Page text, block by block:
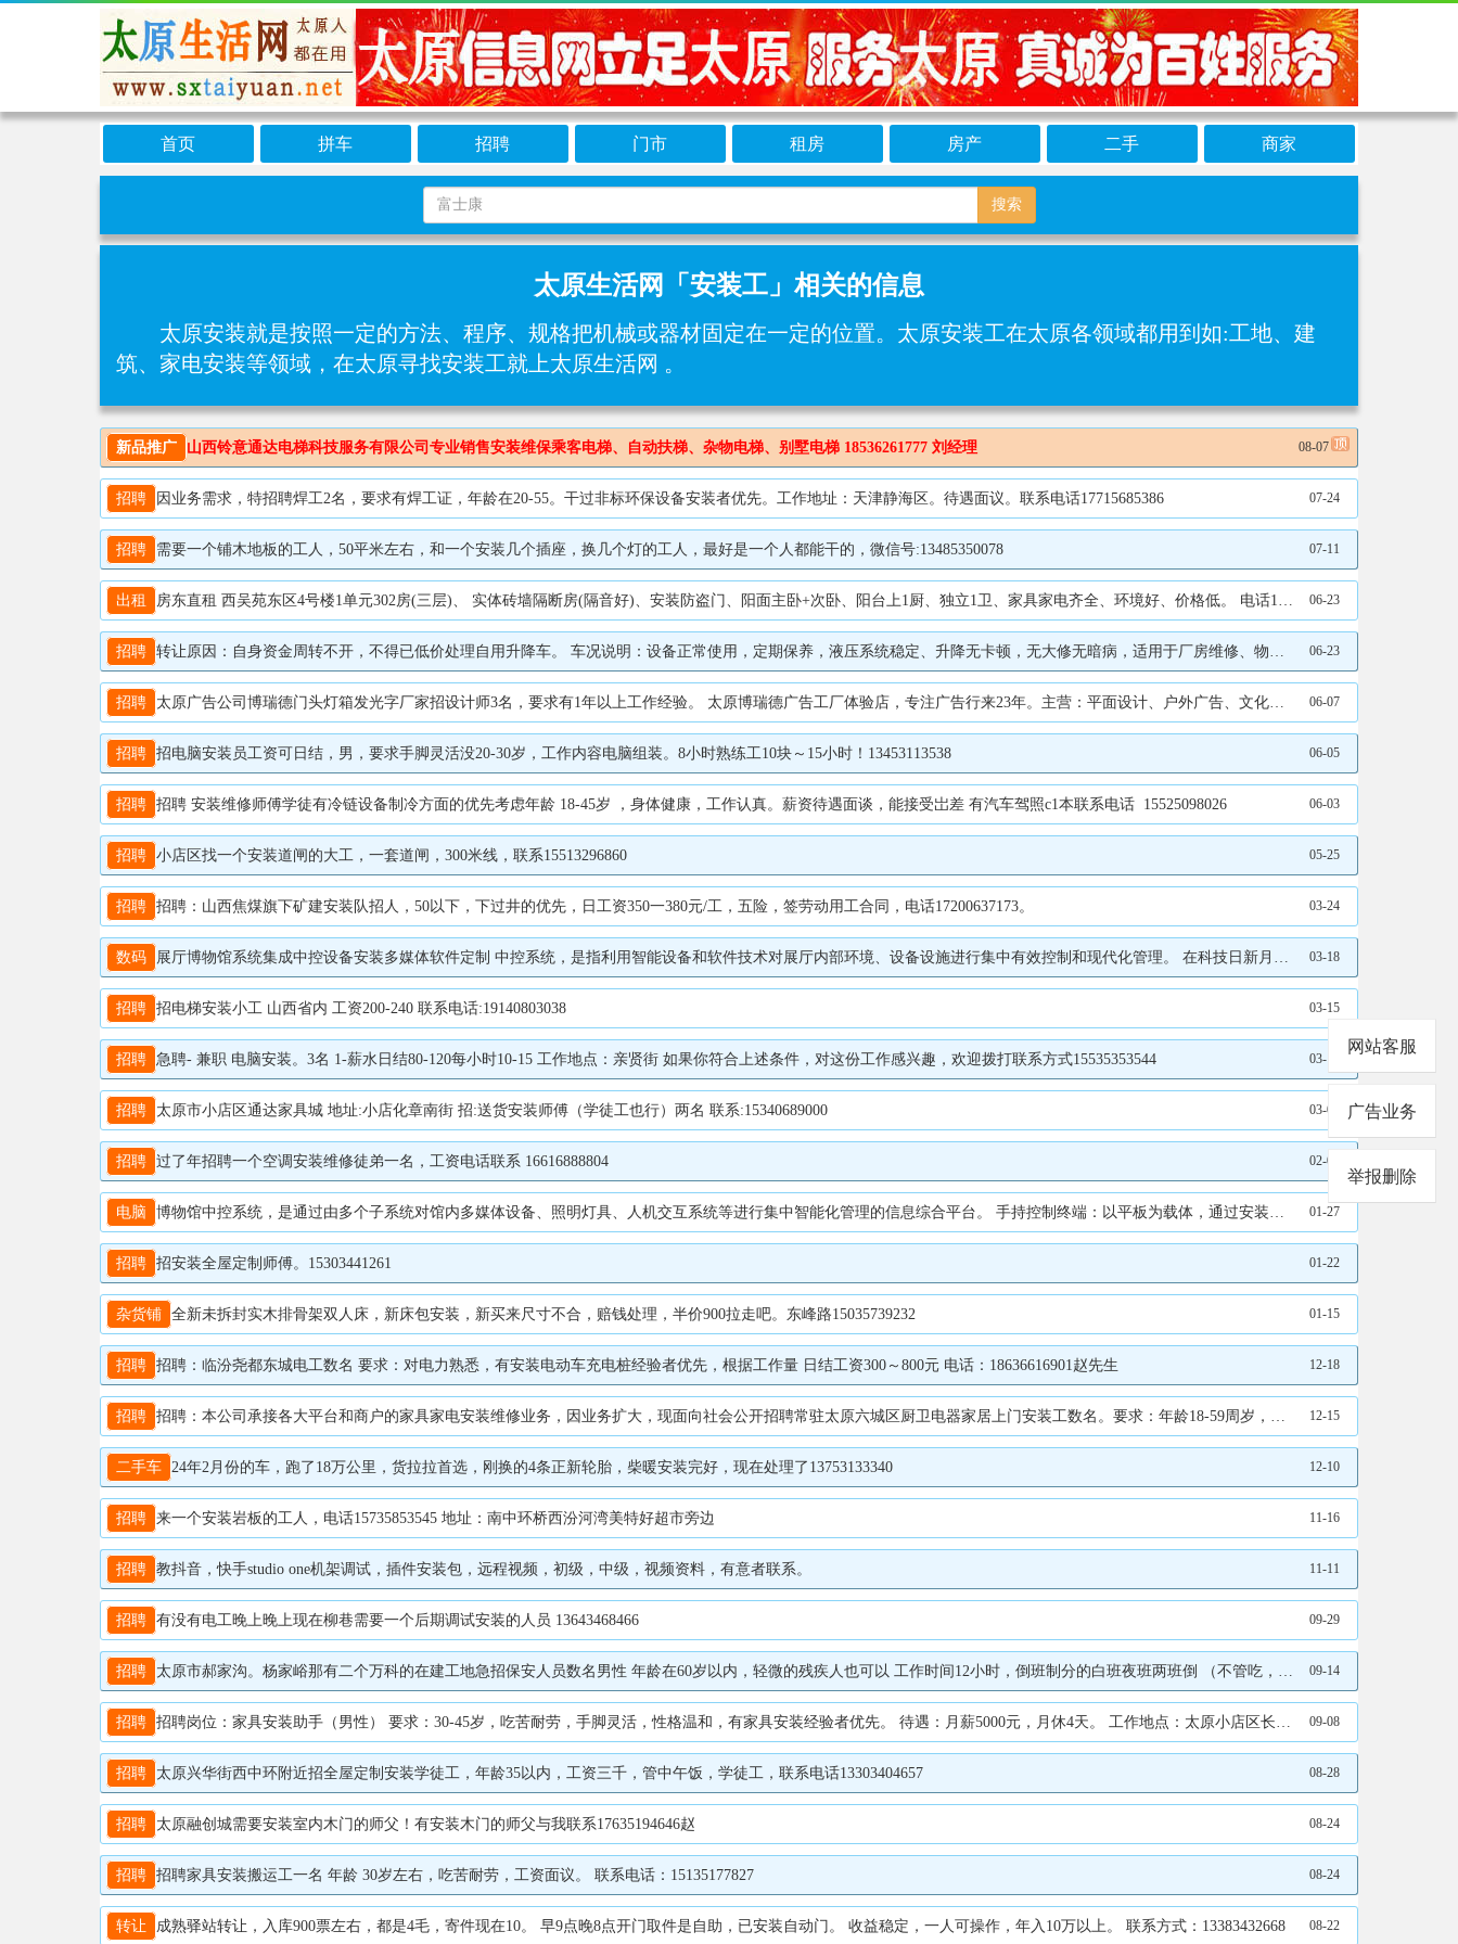
首页 拼车 招聘 门市 租房 房产 二手 商家
搜索
太原生活网「安装工」相关的信息
太原安装就是按照一定的方法、程序、规格把机械或器材固定在一定的位置。太原安装工在太原各领域都用到如:工地、建
筑、‌家电安装等领域，在太原寻找安装工就上太原生活网 。
新品推广 山西铃意通达电梯科技服务有限公司专业销售安装维保乘客电梯、自动扶梯、杂物电梯、别墅电梯 18536261777 刘经理 08-07
招聘 因业务需求，特招聘焊工2名，要求有焊工证，年龄在20-55。干过非标环保设备安装者优先。工作地址：天津静海区。待遇面议。联系电话17715685386 07-24
招聘 需要一个铺木地板的工人，50平米左右，和一个安装几个插座，换几个灯的工人，最好是一个人都能干的，微信号:13485350078 07-11
出租 房东直租 西吴苑东区4号楼1单元302房(三层)、 实体砖墙隔断房(隔音好)、安装防盗门、阳面主卧+次卧、阳台上1厨、独立1卫、家具家电齐全、环境好、价格低。 电话13935139368 06-23
招聘 转让原因：自身资金周转不开，不得已低价处理自用升降车。 车况说明：设备正常使用，定期保养，液压系统稳定、升降无卡顿，无大修无暗病，适用于厂房维修、物业维保、广告安装、场馆检修等场景。 规格可自行补充：升降高度27米、柴油款 优势：个人一手车，不是车商，价格实在，支持现场试机，手续齐全可当面交接。 联系方式：电话13934246192，非诚勿扰。 06-23
招聘 太原广告公司博瑞德门头灯箱发光字厂家招设计师3名，要求有1年以上工作经验。 太原博瑞德广告工厂体验店，专注广告行来23年。主营：平面设计、户外广告、文化墙、门头灯箱 发光字、营销策划等各种发光字设计制作；展览展示、展厅、展台、橱窗、沙盘等设计制作。户外 广告：包括路牌、楼体的创意广告标识招牌、门头、LED发光字、灯箱招牌、广告物料、立体美工 字等的设计制作、加工及安装、维护服务等就找新广告人小武哥：13934145319 400-007-5319 06-07
招聘 招电脑安装员工资可日结，男，要求手脚灵活没20-30岁，工作内容电脑组装。8小时熟练工10块～15小时！13453113538 06-05
招聘 招聘 安装维修师傅学徒有冷链设备制冷方面的优先考虑年龄 18-45岁 ，身体健康，工作认真。薪资待遇面谈，能接受岀差 有汽车驾照c1本联系电话 15525098026 06-03
招聘 小店区找一个安装道闸的大工，一套道闸，300米线，联系15513296860 05-25
招聘 招聘：山西焦煤旗下矿建安装队招人，50以下，下过井的优先，日工资350一380元/工，五险，签劳动用工合同，电话17200637173。 03-24
数码 展厅博物馆系统集成中控设备安装多媒体软件定制 中控系统，是指利用智能设备和软件技术对展厅内部环境、设备设施进行集中有效控制和现代化管理。 在科技日新月异的当今，数字展厅逐渐成为当前主流，新颖的智能化设备得到了广泛使用，展馆内智能硬件设备和软件系统的多样化，依靠人工手动启动设备和开关灯光，管理效率较低无法做到统一有效的管理，造成大量的时间和人力资源浪费，智能中控系统也应运而生，目前中控系统已成为展厅管理不可缺少的智能工具。 03-18
招聘 招电梯安装小工 山西省内 工资200-240 联系电话:19140803038 03-15
招聘 急聘- 兼职 电脑安装。3名 1-薪水日结80-120每小时10-15 工作地点：亲贤街 如果你符合上述条件，对这份工作感兴趣，欢迎拨打联系方式15535353544 03-11
招聘 太原市小店区通达家具城 地址:小店化章南街 招:送货安装师傅（学徒工也行）两名 联系:15340689000 03-09
招聘 过了年招聘一个空调安装维修徒弟一名，工资电话联系 16616888804 02-01
电脑 博物馆中控系统，是通过由多个子系统对馆内多媒体设备、照明灯具、人机交互系统等进行集中智能化管理的信息综合平台。 手持控制终端：以平板为载体，通过安装中控管理 APP可视化操作，管理人员巡查设备时，不用到设备面前，在展馆任意位置就能操作，如：用平板远程重启电脑、播放视频、音量+-调节、灯光开关。 在多媒体交互控制方面，博汇智达中控系统可以实现对数字视频、音频、图文、语音讲解、互动装置等的有序切换和控制。比如，当参观者走近展馆展示区域时，可通过中控平板触发语音讲解、触发播放视频或在大屏上显示迎宾欢迎 01-27
招聘 招安装全屋定制师傅。15303441261 01-22
杂货铺 全新未拆封实木排骨架双人床，新床包安装，新买来尺寸不合，赔钱处理，半价900拉走吧。东峰路15035739232 01-15
招聘 招聘：临汾尧都东城电工数名 要求：对电力熟悉，有安装电动车充电桩经验者优先，根据工作量 日结工资300～800元 电话：18636616901赵先生 12-18
招聘 招聘：本公司承接各大平台和商户的家具家电安装维修业务，因业务扩大，现面向社会公开招聘常驻太原六城区厨卫电器家居上门安装工数名。要求：年龄18-59周岁，性别不限，服从安排，听从指挥，勤于学习，擅长思考，吃苦耐劳。不会安装可以去总部学习培训（吃住行费用自理），会安装的直接上岗。本职业不要打卡，无需坐班，自备各种工具和交通工具，熟练工月入过万，有意者请联系18234198584（郑重承诺，招聘过程中不会以各种理由收任何费用） 12-15
二手车 24年2月份的车，跑了18万公里，货拉拉首选，刚换的4条正新轮胎，柴暖安装完好，现在处理了13753133340 12-10
招聘 来一个安装岩板的工人，电话15735853545 地址：南中环桥西汾河湾美特好超市旁边 11-16
招聘 教抖音，快手studio one机架调试，插件安装包，远程视频，初级，中级，视频资料，有意者联系。 11-11
招聘 有没有电工晚上晚上现在柳巷需要一个后期调试安装的人员 13643468466 09-29
招聘 太原市郝家沟。杨家峪那有二个万科的在建工地急招保安人员数名男性 年龄在60岁以内，轻微的残疾人也可以 工作时间12小时，倒班制分的白班夜班两班倒 （不管吃，管住）一月工资是2730元 黑色保安装自己配备，如果找不到卖的地方。我给地址。春秋装一套。100块钱左右。 电话是15834067111石先生负责人联系 09-14
招聘 招聘‌岗位‌：家具安装助手（男性） ‌要求‌：30-45岁，吃苦耐劳，手脚灵活，性格温和，有家具安装经验者优先。 ‌待遇‌：月薪5000元，月休4天。 ‌工作地点‌：太原小店区长治路居然之家。 ‌联系方式‌：13935175107。 09-08
招聘 太原兴华街西中环附近招全屋定制安装学徒工，年龄35以内，工资三千，管中午饭，学徒工，联系电话13303404657 08-28
招聘 太原融创城需要安装室内木门的师父！有安装木门的师父与我联系17635194646赵 08-24
招聘 招聘家具安装搬运工一名 年龄 30岁左右，吃苦耐劳，工资面议。 联系电话：15135177827 08-24
转让 成熟驿站转让，入库900票左右，都是4毛，寄件现在10。 早9点晚8点开门取件是自助，已安装自动门。 收益稳定，一人可操作，年入10万以上。 联系方式：13383432668 08-22
网站客服
广告业务
举报删除